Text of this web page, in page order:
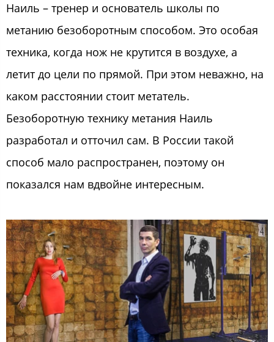
Наиль – тренер и основатель школы по
метанию безоборотным способом. Это особая
техника, когда нож не крутится в воздухе, а
летит до цели по прямой. При этом неважно, на
каком расстоянии стоит метатель.
Безоборотную технику метания Наиль
разработал и отточил сам. В России такой
способ мало распространен, поэтому он
показался нам вдвойне интересным.